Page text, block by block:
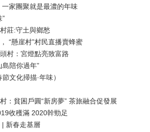
一家團聚就是最濃的年味
”
莊:守土與鄉愁
“懸崖村”村民直播賣蜂蜜
村：宮燈點亮致富路
陪你過年”
文化掃描·年味）
：貧困戶圓“新房夢” 茶旅融合促發展
收穫滿 2020幹勁足
| 新春走基層